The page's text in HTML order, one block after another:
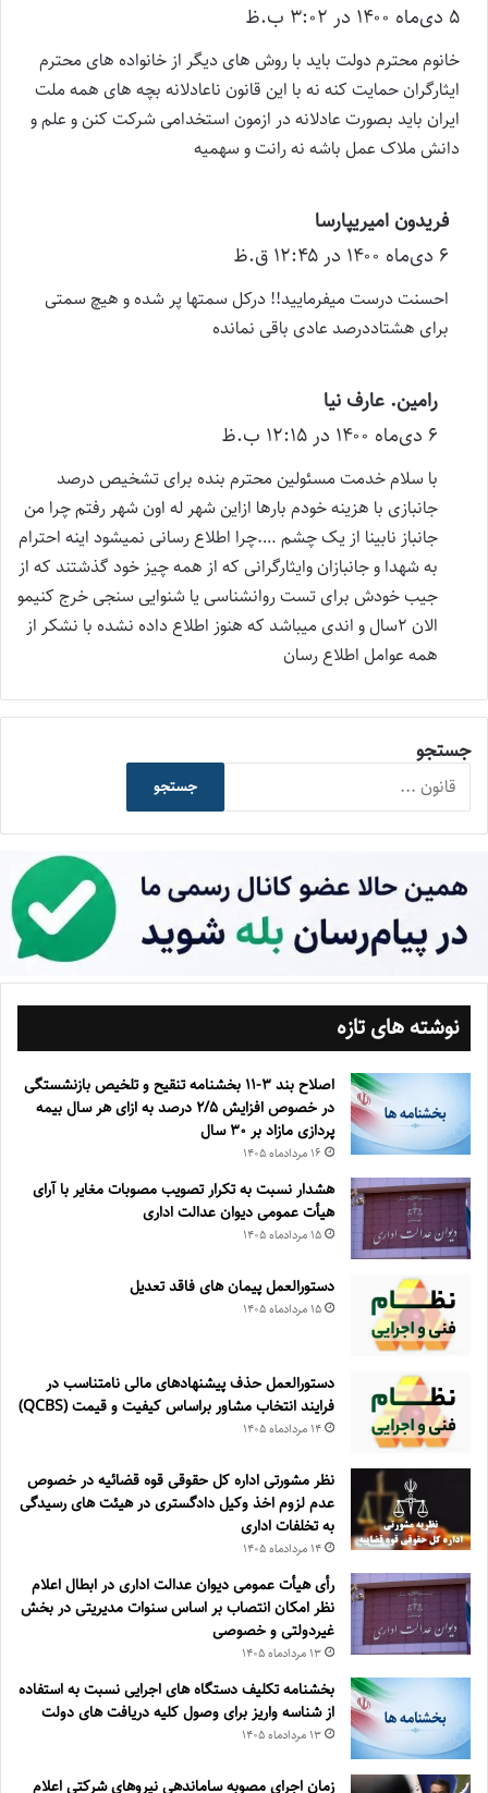
ف
ت
:
۵ دی‌ماه ۱۴۰۰ در ۳:۰۲ ب.ظ
خانوم محترم دولت باید با روش های دیگر از خانواده های محترم
ایثارگران حمایت کنه نه با این قانون ناعادلانه بچه های همه ملت
ایران باید بصورت عادلانه در ازمون استخدامی شرکت کنن و علم و
دانش ملاک عمل باشه نه رانت و سهمیه
فریدون امیریپارسا
ف
ت
:
۶ دی‌ماه ۱۴۰۰ در ۱۲:۴۵ ق.ظ
احسنت درست میفرمایید!! درکل سمتها پر شده و هیچ سمتی
برای هشتاددرصد عادی باقی نمانده
رامین. عارف نیا
ف
ت
:
۶ دی‌ماه ۱۴۰۰ در ۱۲:۱۵ ب.ظ
با سلام خدمت مسئولین محترم بنده برای تشخیص درصد
جانبازی با هزینه خودم بارها ازاین شهر له اون شهر رفتم چرا من
جانباز نابینا از یک چشم ….چرا اطلاع رسانی نمیشود اینه احترام
به شهدا و جانبازان وایثارگرانی که از همه چیز خود گذشتند که از
جیب خودش برای تست روانشناسی یا شنوایی سنجی خرج کنیمو
الان ۲سال و اندی میباشد که هنوز اطلاع داده نشده با نشکر از
همه عوامل اطلاع رسان
جستجو
جستجو
نوشته های تازه
اصلاح بند ۳‏-۱۱ بخشنامه تنقیح و تلخیص بازنشستگی
در خصوص افزایش ۵‏‏‏‏‏‏‏‏‏/۲ درصد به ازای هر سال بیمه
پردازی مازاد بر ۳۰‏ سال
۱۶ مرداد‌ماه ۱۴۰۵
هشدار نسبت به تکرار تصویب مصوبات مغایر با آرای
هیأت عمومی دیوان عدالت اداری
۱۵ مرداد‌ماه ۱۴۰۵
دستورالعمل پیمان های فاقد تعدیل
۱۵ مرداد‌ماه ۱۴۰۵
دستورالعمل حذف پيشنهادهای مالی نامتناسب در
فرايند انتخاب مشاور براساس كيفيت و قيمت (QCBS)
۱۴ مرداد‌ماه ۱۴۰۵
نظر مشورتی اداره کل حقوقی قوه قضائیه در خصوص
عدم لزوم اخذ وکیل دادگستری در هیئت های رسیدگی
به تخلفات اداری
۱۴ مرداد‌ماه ۱۴۰۵
رأی هیأت عمومی دیوان عدالت اداری در ابطال اعلام
نظر امکان انتصاب بر اساس سنوات مدیریتی در بخش
غیردولتی و خصوصی
۱۳ مرداد‌ماه ۱۴۰۵
بخشنامه تکلیف دستگاه های اجرایی نسبت به استفاده
از شناسه واریز برای وصول کلیه دریافت های دولت
۱۳ مرداد‌ماه ۱۴۰۵
زمان اجرای مصوبه ساماندهی نیروهای شرکتی اعلام